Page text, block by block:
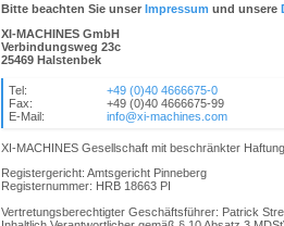
Bitte beachten Sie unser Impressum und unsere
XI-MACHINES GmbH
Verbindungsweg 23c
25469 Halstenbek
Tel:
+49 (0)40 4666675-0
Fax:
+49 (0)40 4666675-99
E-Mail:
info@xi-machines.com
XI-MACHINES Gesellschaft mit beschränkter
Registergericht: Amtsgericht Pinneberg
Registernummer: HRB 18663 PI
Vertretungsberechtigter Geschäftsführer: Patrick